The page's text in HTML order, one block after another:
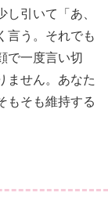
引いて「あ、
言う。それでも
で一度言い切
ません。あなた
もそも維持する